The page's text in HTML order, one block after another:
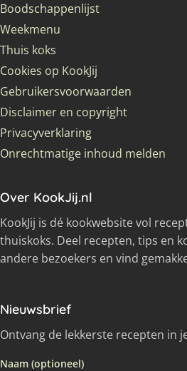
Boodschappenlijst
Weekmenu
Thuis koks
Cookies op KookJij
Gebruikersvoorwaarden
Disclaimer en copyright
Privacyverklaring
Onrechtmatige inhoud melden
Over KookJij.nl
KookJij is dé kookwebsite vol
thuiskoks. Deel recepten, tips en
andere bezoekers en vind
Nieuwsbrief
Ontvang de lekkerste recepten in
Naam (optioneel)